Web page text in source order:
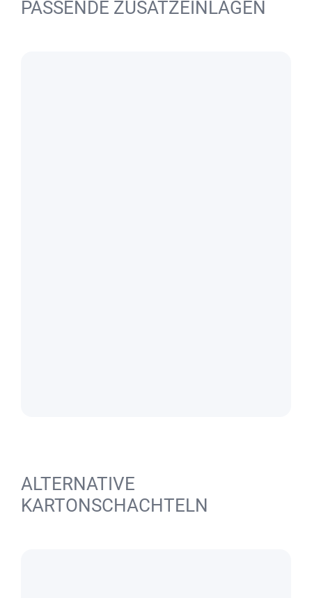
PASSENDE ZUSATZEINLAGEN
ALTERNATIVE
KARTONSCHACHTELN